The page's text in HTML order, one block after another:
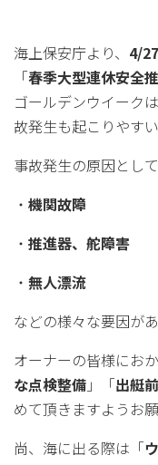
海上保安庁より、 4/
「春季大型連休安全
ゴールデンウイーク
故発生も起こりやす
事故発生の原因として
・ 機関故障
・ 推進器、舵障害
・ 無人漂流
などの様々な要因があ
オーナーの皆様にお
な点検整備 」「出艇
めて頂きますようお願
尚、海に出る際は「